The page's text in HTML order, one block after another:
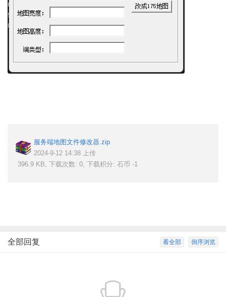
服务端地图文件修改器.zip
2024-9-12 14:38 上传
396.9 KB, 下载次数: 0, 下载积分: 石币 -1
倒序浏览
看全部
全部回复